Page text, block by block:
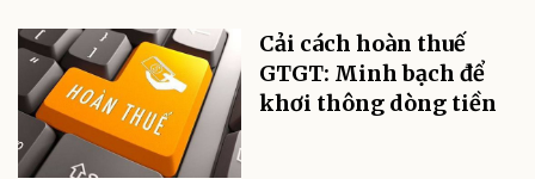
Cải cách hoàn thuế
GTGT: Minh bạch để
khơi thông dòng tiền